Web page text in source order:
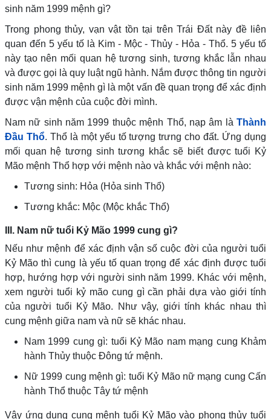
sinh năm 1999 mệnh gì?
Trong phong thủy, vạn vật tồn tại trên Trái Đất này đề liên
quan đến 5 yếu tố là Kim - Mộc - Thủy - Hỏa - Thổ. 5 yếu tố
này tạo nên mối quan hệ tương sinh, tương khắc lẫn nhau
và được gọi là quy luật ngũ hành. Nắm được thông tin người
sinh năm 1999 mệnh gì là một vấn đề quan trọng để xác định
được vận mệnh của cuộc đời mình.
Nam nữ sinh năm 1999 thuộc mệnh Thổ, nạp âm là Thành
Đầu Thổ. Thổ là một yếu tố tượng trưng cho đất. Ứng dụng
mối quan hệ tương sinh tương khắc sẽ biết được tuổi Kỷ
Mão mệnh Thổ hợp với mệnh nào và khắc với mệnh nào:
Tương sinh: Hỏa (Hỏa sinh Thổ)
Tương khắc: Mộc (Mộc khắc Thổ)
III. Nam nữ tuổi Kỷ Mão 1999 cung gì?
Nếu như mệnh để xác định vận số cuộc đời của người tuổi
Kỷ Mão thì cung là yếu tố quan trọng để xác định được tuổi
hợp, hướng hợp với người sinh năm 1999. Khác với mệnh,
xem người tuổi kỷ mão cung gì cần phải dựa vào giới tính
của người tuổi Kỷ Mão. Như vậy, giới tính khác nhau thì
cung mệnh giữa nam và nữ sẽ khác nhau.
Nam 1999 cung gì: tuổi Kỷ Mão nam mạng cung Khảm
hành Thủy thuộc Đông tứ mệnh.
Nữ 1999 cung mệnh gì: tuổi Kỷ Mão nữ mạng cung Cấn
hành Thổ thuộc Tây tứ mệnh
Vậy ứng dụng cung mệnh tuổi Kỷ Mão vào phong thủy tuổi